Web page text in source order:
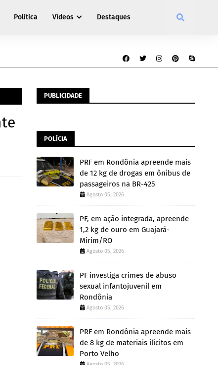
Política Vídeos Destaques
PUBLICIDADE
POLÍCIA
PRF em Rondônia apreende mais
de 12 kg de drogas em ônibus de
passageiros na BR-425
Agosto 05, 2026
PF, em ação integrada, apreende
1,2 kg de ouro em Guajará-
Mirim/RO
Agosto 05, 2026
PF investiga crimes de abuso
sexual infantojuvenil em
Rondônia
Agosto 05, 2026
PRF em Rondônia apreende mais
de 8 kg de materiais ilícitos em
Porto Velho